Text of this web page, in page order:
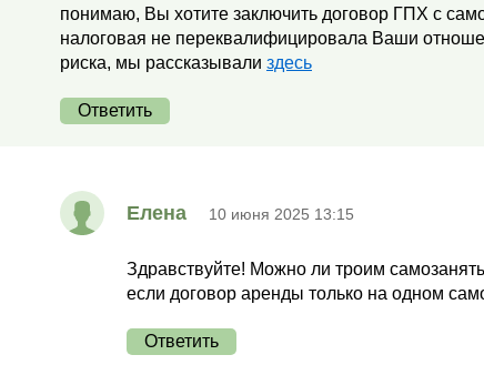
понимаю, Вы хотите заключить договор ГПХ с
налоговая не переквалифицировала Ваши
риска, мы рассказывали здесь
Ответить
Елена 10 июня 2025 13:15
Здравствуйте! Можно ли троим
если договор аренды только на одном
Ответить